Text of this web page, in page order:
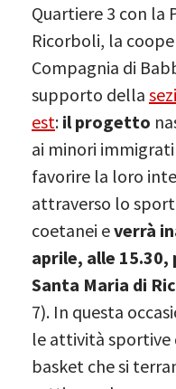
Quartiere 3 con la
Ricorboli, la
Compagnia di
supporto della
est: il progetto
ai minori
favorire la loro
attraverso lo
coetanei everrà
aprile, alle 15.30,
Santa Maria di
7). In questa
le attività sportive
basket che si